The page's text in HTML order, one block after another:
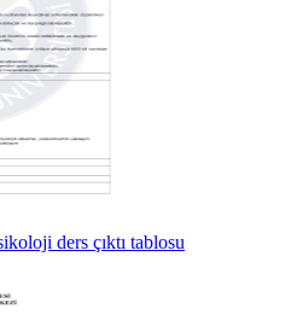
ders çıktı tablosu